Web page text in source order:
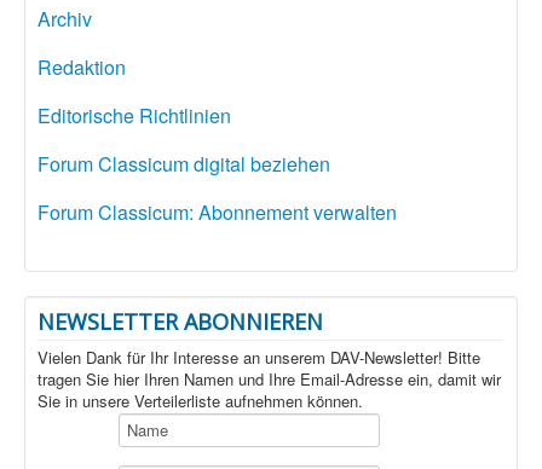
Archiv
Redaktion
Editorische Richtlinien
Forum Classicum digital beziehen
Forum Classicum: Abonnement verwalten
NEWSLETTER ABONNIEREN
Vielen Dank für Ihr Interesse an unserem DAV-Newsletter! Bitte
tragen Sie hier Ihren Namen und Ihre Email-Adresse ein, damit wir
Sie in unsere Verteilerliste aufnehmen können.